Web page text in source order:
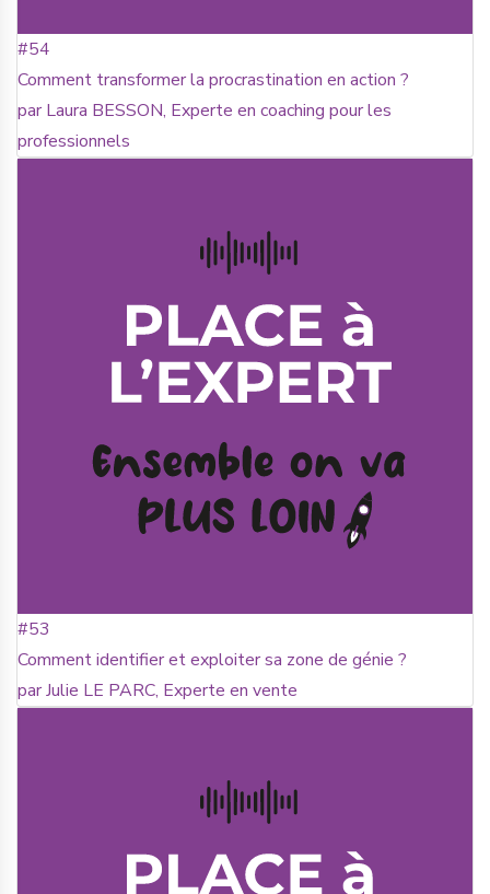
#54
Comment transformer la procrastination en action ?
par Laura BESSON, Experte en coaching pour les
professionnels
#53
Comment identifier et exploiter sa zone de génie ?
par Julie LE PARC, Experte en vente